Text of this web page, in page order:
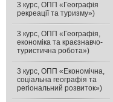
3 курс, ОПП «Географія
рекреації та туризму»)
3 курс, ОПП «Географія,
економіка та краєзнавчо-
туристична робота»)
3 курс, ОПП «Економічна,
соціальна географія та
регіональний розвиток»)